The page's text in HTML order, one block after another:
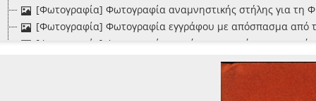
[Φωτογραφία] Φωτογραφία αναμνηστικής στήλης για τη
[Φωτογραφία] Φωτογραφία εγγράφου με απόσπασμα από
[Φωτογραφία] Φωτογραφία εγγράφου με απόσπασμα από
[Φωτογραφία] Φωτογραφία εγγράφου με δίπλωμα
[Φωτογραφία] Φωτογραφία εγγράφου με ένδειξη
[Φωτογραφία] Φωτογραφία εγγράφου με ένδειξη